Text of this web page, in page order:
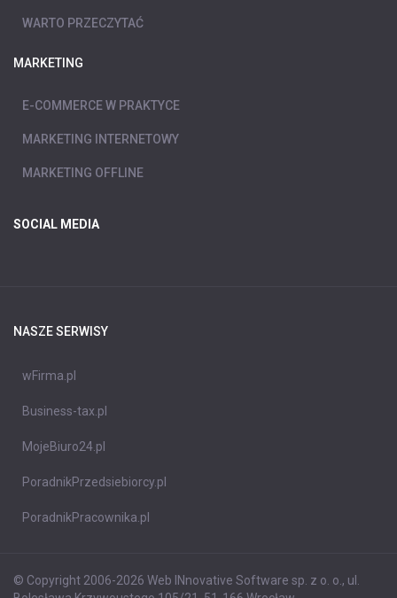
WARTO PRZECZYTAĆ
MARKETING
E-COMMERCE W PRAKTYCE
MARKETING INTERNETOWY
MARKETING OFFLINE
SOCIAL MEDIA
NASZE SERWISY
wFirma.pl
Business-tax.pl
MojeBiuro24.pl
PoradnikPrzedsiebiorcy.pl
PoradnikPracownika.pl
© Copyright 2006-2026 Web INnovative Software sp. z o. o., ul.